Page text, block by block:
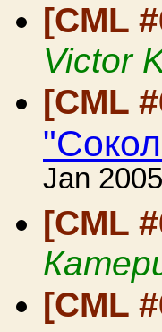
[CML
Victor
[CML
Jan 2005
[CML
[CML